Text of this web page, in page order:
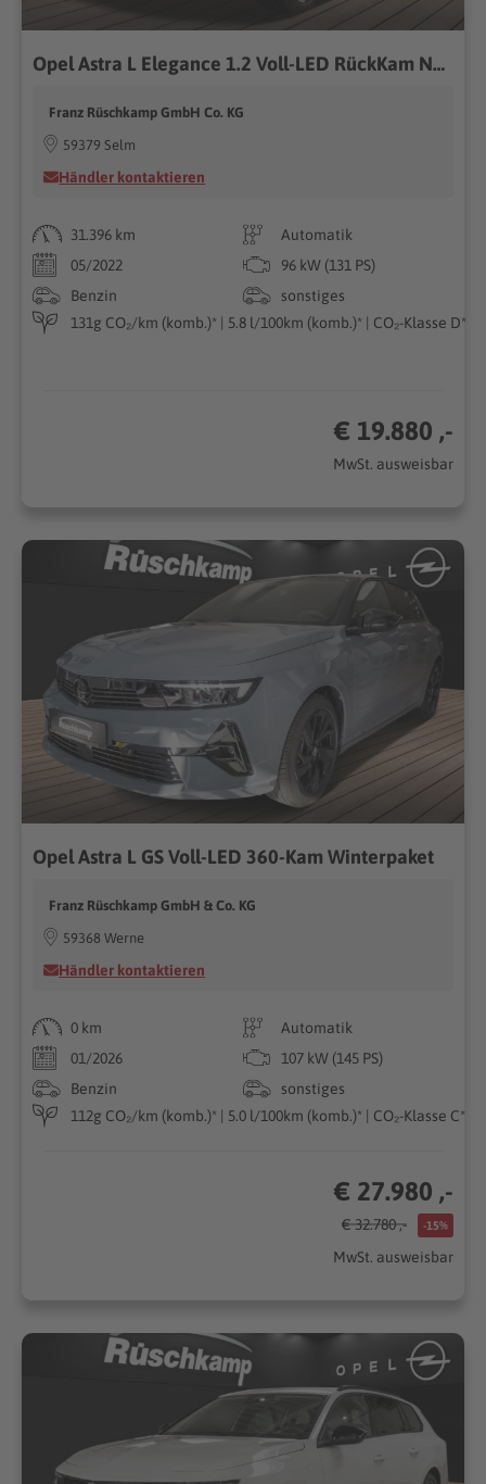
Opel Astra L Elegance 1.2 Voll-LED RückKam Navi PDCv+h LM SHZ
Franz Rüschkamp GmbH Co. KG
59379 Selm
Händler kontaktieren
31.396 km
Automatik
05/2022
96 kW (131 PS)
Benzin
sonstiges
131g CO₂/km (komb.)* | 5.8 l/100km (komb.)* | CO₂-Klasse D*
€ 19.880 ,-
MwSt. ausweisbar
Opel Astra L GS Voll-LED 360-Kam Winterpaket
Franz Rüschkamp GmbH & Co. KG
59368 Werne
Händler kontaktieren
0 km
Automatik
01/2026
107 kW (145 PS)
Benzin
sonstiges
112g CO₂/km (komb.)* | 5.0 l/100km (komb.)* | CO₂-Klasse C*
€ 27.980 ,-
€ 32.780 ,- -15%
MwSt. ausweisbar